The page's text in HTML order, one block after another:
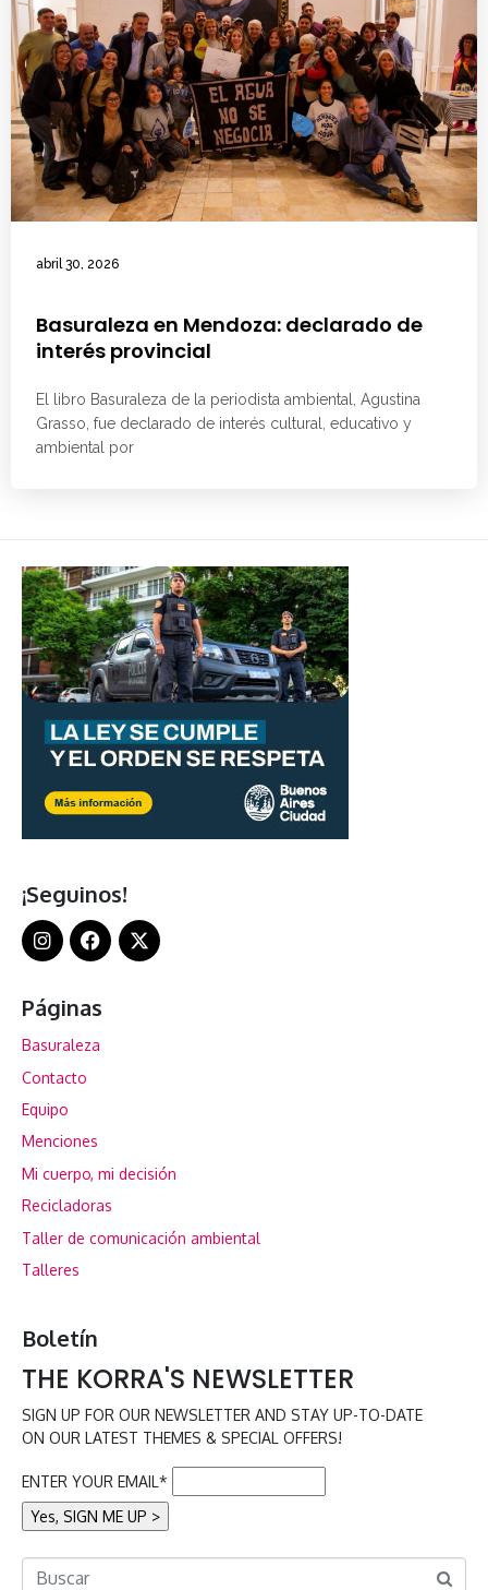
abril 30, 2026
Basuraleza en Mendoza: declarado de
interés provincial
El libro Basuraleza de la periodista ambiental, Agustina
Grasso, fue declarado de interés cultural, educativo y
ambiental por
¡Seguinos!
Páginas
Basuraleza
Contacto
Equipo
Menciones
Mi cuerpo, mi decisión
Recicladoras
Taller de comunicación ambiental
Talleres
Boletín
THE KORRA'S NEWSLETTER
SIGN UP FOR OUR NEWSLETTER AND STAY UP-TO-DATE
ON OUR LATEST THEMES & SPECIAL OFFERS!
ENTER YOUR EMAIL*